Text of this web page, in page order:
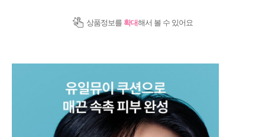
상품정보를 확대해서 볼 수 있어요